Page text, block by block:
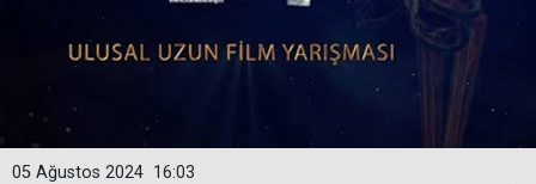
16:03
05 Ağustos 2024